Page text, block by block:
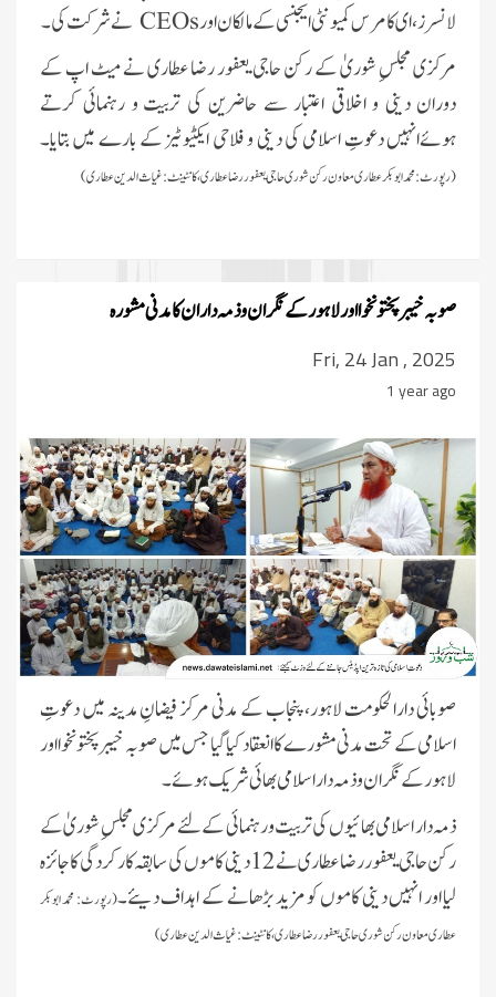
لانسرز، ای کامرس کمیونٹی ایجنسی کے مالکان اورCEOsنے شرکت کی۔
مرکزی مجلسِ شوریٰ کے رکن حاجی یعفور رضا عطاری نے میٹ اپ کے
دوران دینی و اخلاقی اعتبار سے حاضرین کی تربیت و رہنمائی کرتے
ہوئےانہیں دعوتِ اسلامی کی دینی و فلاحی ایکٹیوٹیز کے بارے میں بتایا۔
(رپورٹ: محمد ابوبکر عطاری معاون رکن شوری حاجی یعفور رضا عطاری، کانٹینٹ:غیاث الدین عطاری)
صوبہ خیبرپختونخوا اور لاہور کے نگران و ذمہ داران کا مدنی مشورہ
Fri, 24 Jan , 2025
1 year ago
صوبائی دارالحکومت لاہور، پنجاب کے مدنی مرکز فیضانِ مدینہ میں دعوتِ
اسلامی کے تحت مدنی مشورے کا انعقاد کیا گیا جس میں صوبہ خیبرپختونخوا اور
لاہور کے نگران و ذمہ دار اسلامی بھائی شریک ہوئے۔
ذمہ دار اسلامی بھائیوں کی تربیت و رہنمائی کے لئے مرکزی مجلسِ شوریٰ کے
رکن حاجی یعفور رضا عطاری نے 12 دینی کاموں کی سابقہ کارکردگی کا جائزہ
لیا اور انہیں دینی کاموں کو مزید بڑھانے کے اہداف دیئے۔(رپورٹ: محمد ابوبکر
عطاری معاون رکن شوری حاجی یعفور رضا عطاری، کانٹینٹ:غیاث الدین عطاری)